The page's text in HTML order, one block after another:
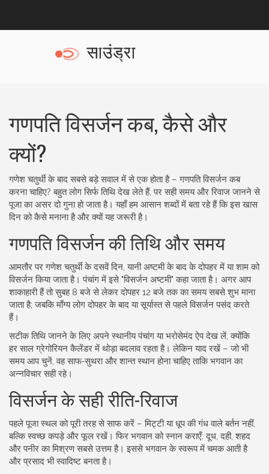
गणपति विसर्जन कब, कैसे और
क्यों?
गणेश चतुर्थी के बाद सबसे बड़े सवाल में से एक होता है – गणपति विसर्जन कब
करना चाहिए? बहुत लोग सिर्फ तिथि देख लेते हैं, पर सही समय और रिवाज जानने से
पूजा का असर दो गुना हो जाता है। यहाँ हम आसान शब्दों में बता रहे हैं कि इस खास
दिन को कैसे मनाना है और क्यों यह जरूरी है।
गणपति विसर्जन की तिथि और समय
आमतौर पर गणेश चतुर्थी के दसवें दिन, यानी अष्टमी के बाद के दोपहर में या शाम को
विसर्जन किया जाता है। पंचांग में इसे "विसर्जन अष्टमी" कहा जाता है। अगर आप
शाकाहारी हैं तो सुबह 8 बजे से लेकर दोपहर 12 बजे तक का समय सबसे शुभ माना
जाता है; जबकि माँग्य लोग दोपहर के बाद या सूर्यास्त से पहले विसर्जन पसंद करते
हैं।
सटीक तिथि जानने के लिए अपने स्थानीय पंचांग या भरोसेमंद ऐप देख लें, क्योंकि
हर साल ग्रेगोरियन कैलेंडर में थोड़ा बदलाव रहता है। लेकिन याद रखें – जो भी
समय आप चुनें, वह साफ‑सुथरा और शान्त स्थान होना चाहिए ताकि भगवान का
अन्नविचार सही रहे।
विसर्जन के सही रीति-रिवाज
पहले पूजा स्थल को पूरी तरह से साफ करें – मिट्टी या धूप की गंध वाले बर्तन नहीं,
बल्कि स्वच्छ कपड़े और फूल रखें। फिर भगवान को स्नान कराएँ: दूध, दही, शहद
और पनीर का मिश्रण सबसे उत्तम है। इससे भगवान के स्वरूप में चमक आती है
और प्रसाद भी स्वादिष्ट बनता है।